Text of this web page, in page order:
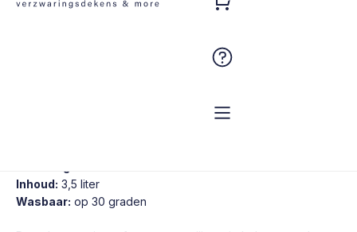
Heuptas - Dots Herringbone
Inhoud: 3,5 liter
Wasbaar: op 30 graden